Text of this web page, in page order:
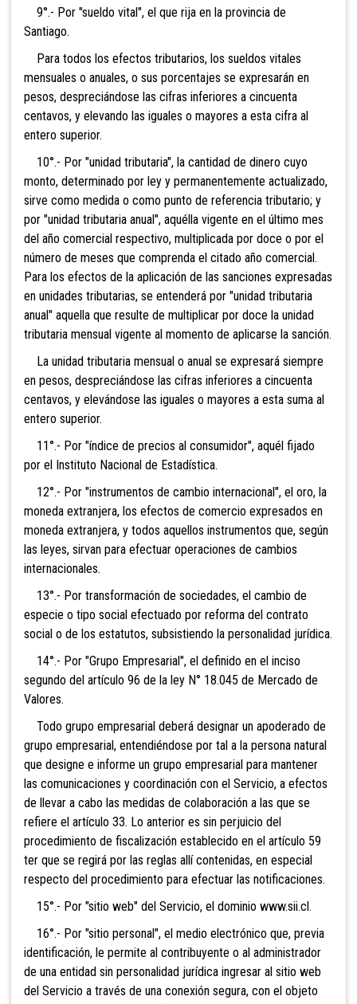
9°.- Por "sueldo vital", el que rija en la provincia de
Santiago.
Para todos los efectos tributarios, los sueldos vitales
mensuales o anuales, o sus porcentajes se expresarán en
pesos, despreciándose las cifras inferiores a cincuenta
centavos, y elevando las iguales o mayores a esta cifra al
entero superior.
10°.- Por "unidad tributaria", la cantidad de dinero cuyo
monto, determinado por ley y permanentemente actualizado,
sirve como medida o como punto de referencia tributario; y
por "unidad tributaria anual", aquélla vigente en el último mes
del año comercial respectivo, multiplicada por doce o por el
número de meses que comprenda el citado año comercial.
Para los efectos de la aplicación de las sanciones expresadas
en unidades tributarias, se entenderá por "unidad tributaria
anual" aquella que resulte de multiplicar por doce la unidad
tributaria mensual vigente al momento de aplicarse la sanción.
La unidad tributaria mensual o anual se expresará siempre
en pesos, despreciándose las cifras inferiores a cincuenta
centavos, y elevándose las iguales o mayores a esta suma al
entero superior.
11°.- Por "índice de precios al consumidor", aquél fijado
por el Instituto Nacional de Estadística.
12°.- Por "instrumentos de cambio internacional", el oro, la
moneda extranjera, los efectos de comercio expresados en
moneda extranjera, y todos aquellos instrumentos que, según
las leyes, sirvan para efectuar operaciones de cambios
internacionales.
13°.- Por transformación de sociedades, el cambio de
especie o tipo social efectuado por reforma del contrato
social o de los estatutos, subsistiendo la personalidad jurídica.
14°.- Por "Grupo Empresarial", el definido en el inciso
segundo del artículo 96 de la ley N° 18.045 de Mercado de
Valores.
Todo grupo empresarial deberá designar un apoderado de
grupo empresarial, entendiéndose por tal a la persona natural
que designe e informe un grupo empresarial para mantener
las comunicaciones y coordinación con el Servicio, a efectos
de llevar a cabo las medidas de colaboración a las que se
refiere el artículo 33. Lo anterior es sin perjuicio del
procedimiento de fiscalización establecido en el artículo 59
ter que se regirá por las reglas allí contenidas, en especial
respecto del procedimiento para efectuar las notificaciones.
15°.- Por "sitio web" del Servicio, el dominio www.sii.cl.
16°.- Por "sitio personal", el medio electrónico que, previa
identificación, le permite al contribuyente o al administrador
de una entidad sin personalidad jurídica ingresar al sitio web
del Servicio a través de una conexión segura, con el objeto